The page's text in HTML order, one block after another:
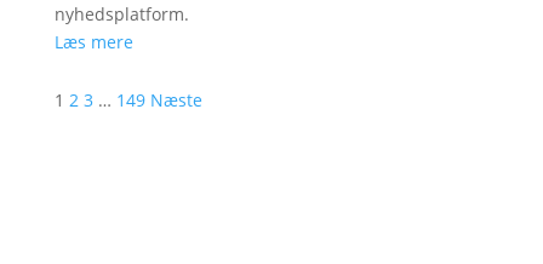
nyhedsplatform.
Læs mere
1 2 3 … 149 Næste